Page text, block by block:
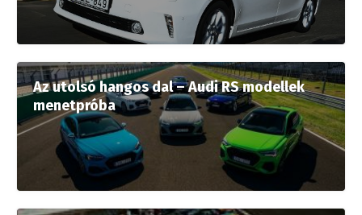
Az utolsó hangos dal – Audi RS modellek
menetpróba